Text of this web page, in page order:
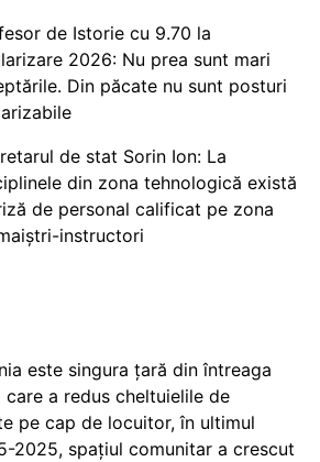
de Istorie cu 9.70 la
2026: Nu prea sunt mari
Din păcate nu sunt posturi
de stat Sorin Ion: La
din zona tehnologică există
de personal calificat pe zona
instructori
este singura țară din întreaga
care a redus cheltuielile de
pe cap de locuitor, în ultimul
2025, spațiul comunitar a crescut